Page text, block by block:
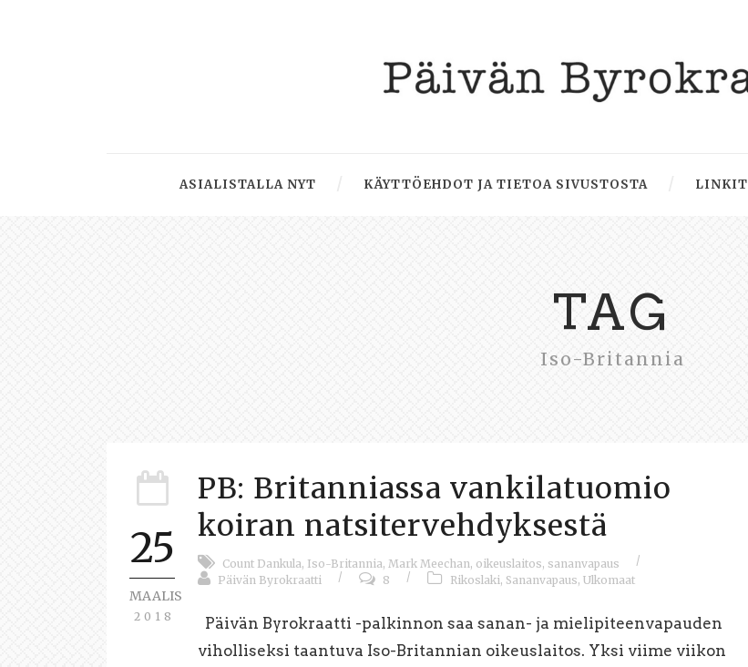
ASIALISTALLA NYT KÄYTTÖEHDOT JA TIETOA SIVUSTOSTA LINKIT
TAG
Iso-Britannia
25
MAALIS
2018
PB: Britanniassa vankilatuomio
koiran natsitervehdyksestä
Count Dankula, Iso-Britannia, Mark Meechan, oikeuslaitos, sananvapaus
/
Päivän Byrokraatti
/ 8 / Rikoslaki, Sananvapaus, Ulkomaat
Päivän Byrokraatti -palkinnon saa sanan- ja mielipiteenvapauden
viholliseksi taantuva Iso-Britannian oikeuslaitos. Yksi viime viikon